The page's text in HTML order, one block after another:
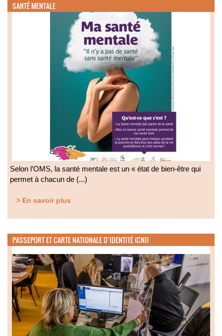
SANTÉ MENTALE
Selon l’OMS, la santé mentale est un « état de bien-être qui
permet à chacun de (...)
> En savoir plus
PASSEPORT ET CARTE NATIONALE D’IDENTITÉ (CNI)